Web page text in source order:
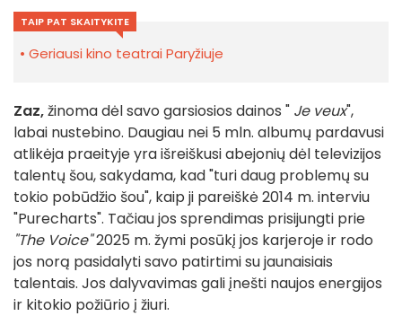
TAIP PAT SKAITYKITE
Geriausi kino teatrai Paryžiuje
Zaz,žinoma dėl savo garsiosios dainos " Je veux",
labai nustebino. Daugiau nei 5 mln. albumų pardavusi
atlikėja praeityje yra išreiškusi abejonių dėl televizijos
talentų šou, sakydama, kad "turi daug problemų su
tokio pobūdžio šou", kaip ji pareiškė 2014 m. interviu
"Purecharts". Tačiau jos sprendimas prisijungti prie
"The Voice"2025 m. žymi posūkį jos karjeroje ir rodo
jos norą pasidalyti savo patirtimi su jaunaisiais
talentais. Jos dalyvavimas gali įnešti naujos energijos
ir kitokio požiūrio į žiuri.